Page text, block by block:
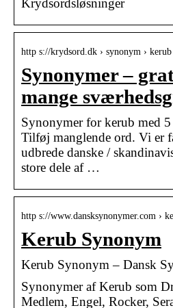
Krydsordsløsninger
http s://krydsord.dk › synonym › kerub
Synonymer –
mange
Synonymer for kerub med
Tilføj manglende ord. Vi er
udbrede danske /
store dele af …
http s://www.dansksynonymer.com ›
Kerub Synonym
Kerub Synonym – Dansk
Synonymer af Kerub som
Medlem, Engel, Rocker,